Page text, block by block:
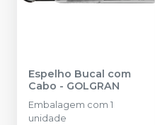
Espelho Bucal com
Cabo - GOLGRAN
Embalagem com 1
unidade